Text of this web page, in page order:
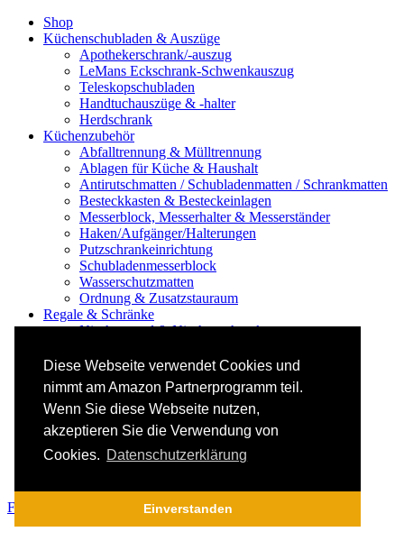
Diese Webseite verwendet Cookies und
nimmt am Amazon Partnerprogramm teil.
Wenn Sie diese Webseite nutzen,
akzeptieren Sie die Verwendung von
Cookies. Datenschutzerklärung
Einverstanden
Shop
Küchenschubladen & Auszüge
Apothekerschrank/-auszug
LeMans Eckschrank-Schwenkauszug
Teleskopschubladen
Handtuchauszüge & -halter
Herdschrank
Küchenzubehör
Abfalltrennung & Mülltrennung
Ablagen für Küche & Haushalt
Antirutschmatten / Schubladenmatten / Schrankmatten
Besteckkasten & Besteckeinlagen
Messerblock, Messerhalter & Messerständer
Haken/Aufgänger/Halterungen
Putzschrankeinrichtung
Schubladenmesserblock
Wasserschutzmatten
Ordnung & Zusatzstauraum
Regale & Schränke
Nischenregal & Nischenschrank
Regaleinsatz
Scharniere & Dämpfer
Küchen-Elektrogeräte
Küchen-Mixer & -Rührer
Küchenwaage
Thermomix Alternative & Zubehör
Facebook
Pinterest WhatsApp WhatsApp